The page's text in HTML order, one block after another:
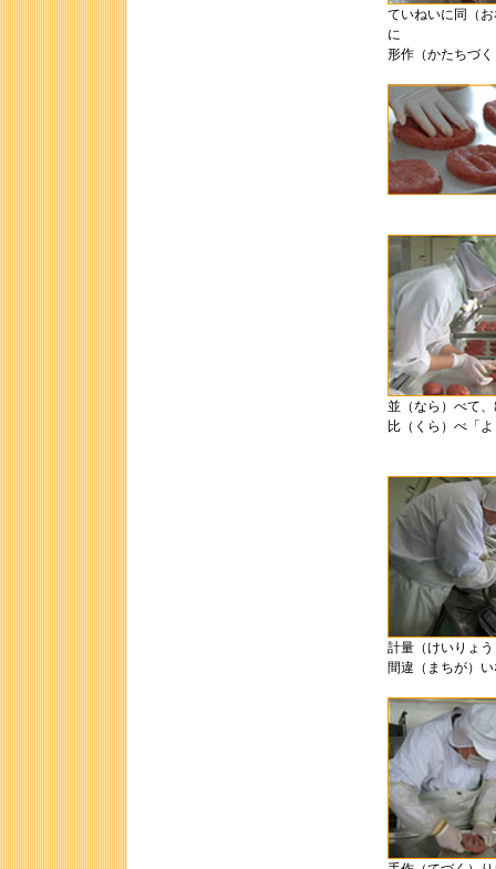
ていねいに同（
に
形作（かたちづ
並（なら）べて
比（くら）べ「
計量（けいりょ
間違（まちが）